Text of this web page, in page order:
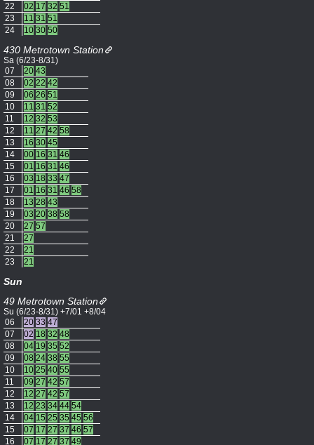
22
02 17 32 51
23
11 31 51
24
10 30 50
430 Metrotown Station
Sa (6/23-8/31)
07
20 43
08
02 22 42
09
06 26 51
10
11 31 52
11
12 32 53
12
11 27 42 58
13
16 30 45
14
00 16 31 46
15
01 16 31 46
16
03 18 33 47
17
01 16 31 46 58
18
13 28 43
19
03 20 38 58
20
27 57
21
27
22
21
23
21
Sun
49 Metrotown Station
Su (6/23-8/31) +7/01 +8/04
06
20 33 47
07
02 18 32 48
08
04 19 35 52
09
08 24 38 55
10
10 25 40 55
11
09 27 42 57
12
12 27 42 57
13
12 23 34 44 54
14
04 15 25 35 45 56
15
07 17 27 37 46 57
16
07 17 27 37 49